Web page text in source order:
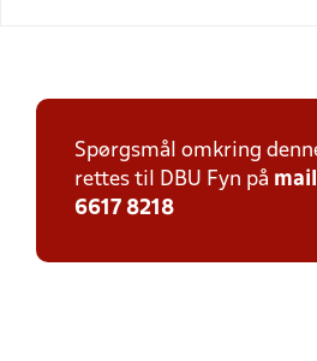
Spørgsmål omkring
rettes til DBU Fyn på mail
6617 8218